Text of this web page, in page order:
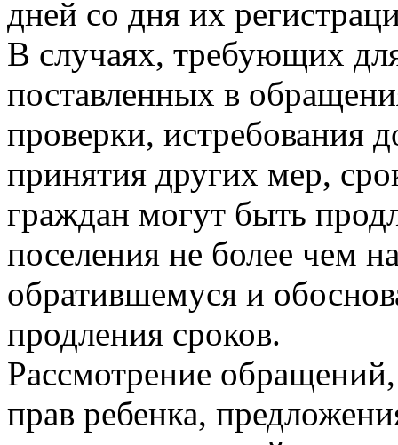
дней со дня их
В случаях, требующих
поставленных в
проверки, истребования
принятия других мер,
граждан могут быть
поселения не более чем
обратившемуся и
продления сроков.
Рассмотрение
прав ребенка,